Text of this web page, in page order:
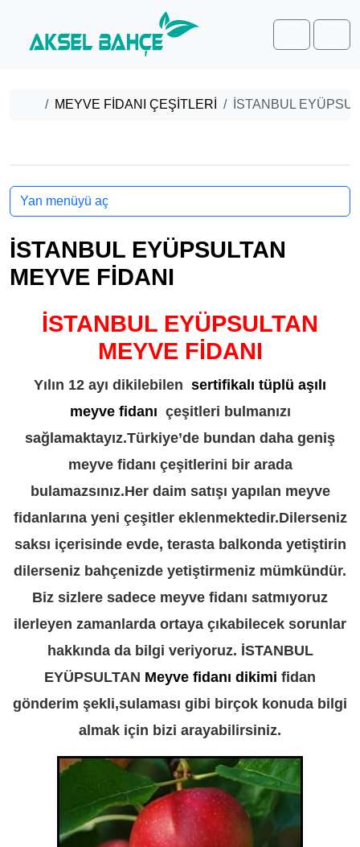
Cart
Home
MEYVE FİDANI ÇEŞİTLERİ İSTANBUL
İSTANBUL EYÜPSULTAN
MEYVE FİDANI
İSTANBUL EYÜPSULTAN
MEYVE FİDANI
Yılın 12 ayı dikilebilen sertifikalı tüplü aşılı
meyve fidanı çeşitleri bulmanızı
sağlamaktayız.Türkiye’de bundan daha geniş
meyve fidanı çeşitlerini bir arada
bulamazsınız.Her daim satışı yapılan meyve
fidanlarına yeni çeşitler eklenmektedir.Dilerseniz
saksı içerisinde evde, terasta balkonda yetiştirin
dilerseniz bahçenizde yetiştirmeniz mümkündür.
Biz sizlere sadece meyve fidanı satmıyoruz
ilerleyen zamanlarda ortaya çıkabilecek sorunlar
hakkında da bilgi veriyoruz. İSTANBUL
EYÜPSULTAN Meyve fidanı dikimi fidan
gönderim şekli,sulaması gibi birçok konuda bilgi
almak için bizi arayabilirsiniz.
Yan menüyü aç